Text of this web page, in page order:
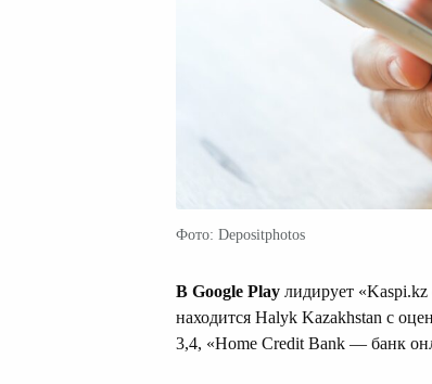
Фото: Depositphotos
В Google Play лидирует
находится Halyk Kazakhstan с
3,4, «Home Credit Bank — банк